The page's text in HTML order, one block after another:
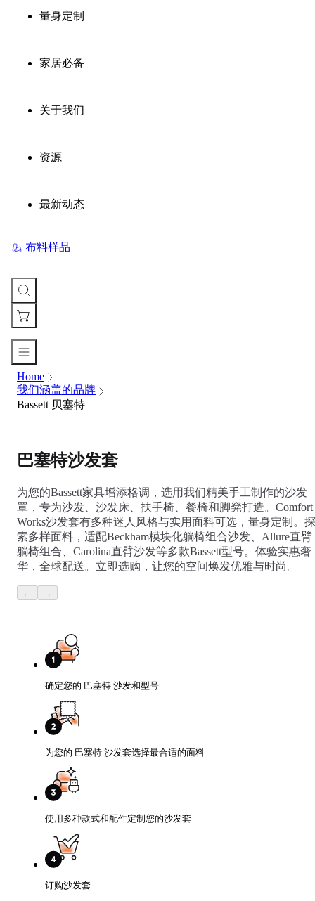
量身定制
家居必备
关于我们
资源
最新动态
布料样品
Your
cart
currently
empty.
When
you
add
products,
they'll
appear
here.
Works
Comfort
Works
Comfort
Works
Stella
Comfort
Works
Peroni
Comfort
Works
FlexiFit
Home
我们涵盖的品牌
Bassett 贝塞特
巴塞特沙发套
为您的Bassett家具增添格调，选用我们精美手工制作的沙发
罩，专为沙发、沙发床、扶手椅、餐椅和脚凳打造。Comfort
Works沙发套有多种迷人风格与实用面料可选，量身定制。探
索多样面料，适配Beckham模块化躺椅组合沙发、Allure直臂
躺椅组合、Carolina直臂沙发等多款Bassett型号。体验实惠奢
华，全球配送。立即选购，让您的空间焕发优雅与时尚。
← →
确定您的 巴塞特 沙发和型号
为您的 巴塞特 沙发套选择最合适的面料
使用多种款式和配件定制您的沙发套
订购沙发套